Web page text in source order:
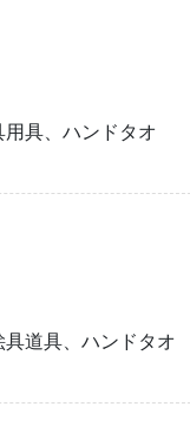
具、ハンドタオ
道具、ハンドタオ